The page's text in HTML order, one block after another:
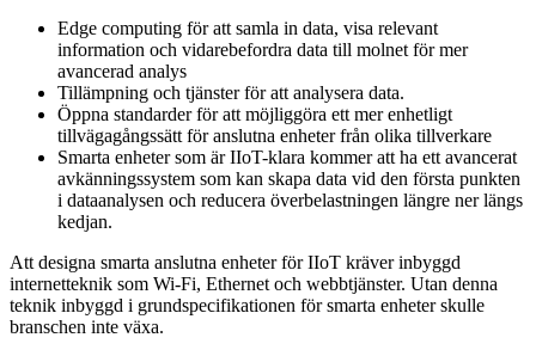
Edge computing för att samla in data, visa relevant
information och vidarebefordra data till molnet för mer
avancerad analys
Tillämpning och tjänster för att analysera data.
Öppna standarder för att möjliggöra ett mer enhetligt
tillvägagångssätt för anslutna enheter från olika tillverkare
Smarta enheter som är IIoT-klara kommer att ha ett avancerat
avkänningssystem som kan skapa data vid den första punkten
i dataanalysen och reducera överbelastningen längre ner längs
kedjan.
Att designa smarta anslutna enheter för IIoT kräver inbyggd
internetteknik som Wi-Fi, Ethernet och webbtjänster. Utan denna
teknik inbyggd i grundspecifikationen för smarta enheter skulle
branschen inte växa.